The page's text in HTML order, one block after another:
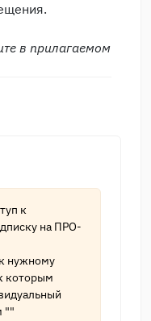
в прилагаемом
к
на ПРО-
нужному
которым
""